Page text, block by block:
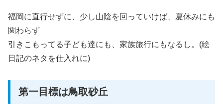
福岡に直行せずに、少し山陰を回っていけば、夏休みにも
関わらず
引きこもってる子ども達にも、家族旅行にもなるし。(絵
日記のネタを仕入れに)
第一目標は鳥取砂丘